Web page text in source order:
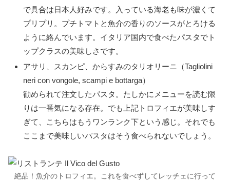
で具合は日本人好みです。入っている海老も味が濃くて
プリプリ。プチトマトと魚介の香りのソースがとろける
ように絡んでいます。イタリア国内で食べたパスタでト
ップクラスの美味しさです。
アサリ、スカンピ、からすみのタリオリーニ（Tagliolini
neri con vongole, scampi e bottarga）
勧められて注文したパスタ。たしかにメニューを読む限
りは一番気になる存在。でも上記トロフィエが美味しす
ぎて、こちらはもうワンランク下という感じ。それでも
ここまで美味しいパスタはそう食べられないでしょう。
絶品！魚介のトロフィエ。これを食べずしてレッチェに行って